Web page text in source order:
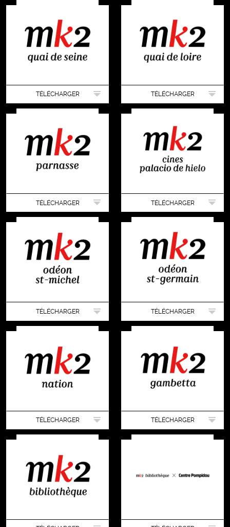
TÉLÉCHARGER TÉLÉCHARGER
TÉLÉCHARGER TÉLÉCHARGER
TÉLÉCHARGER TÉLÉCHARGER
TÉLÉCHARGER TÉLÉCHARGER